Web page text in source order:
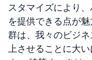
スタマイズにより
を提供できる点が
群は、我々のビジ
上させることに大